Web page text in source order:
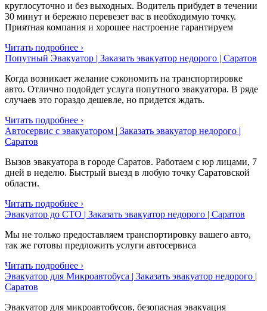
круглосуточно и без выходных. Водитель прибудет в течении
30 минут и бережно перевезет вас в необходимую точку.
Приятная компания и хорошее настроение гарантируем
Читать подробнее ›
Попутный Эвакуатор | Заказать эвакуатор недорого | Саратов
Когда возникает желание сэкономить на транспортировке
авто. Отлично подойдет услуга попутного эвакуатора. В ряде
случаев это гораздо дешевле, но придется ждать.
Читать подробнее ›
Автосервис с эвакуатором | Заказать эвакуатор недорого |
Саратов
Вызов эвакуатора в городе Саратов. Работаем с юр лицами, 7
дней в неделю. Быстрый выезд в любую точку Саратовской
области.
Читать подробнее ›
Эвакуатор до СТО | Заказать эвакуатор недорого | Саратов
Мы не только предоставляем транспортировку вашего авто,
так же готовы предложить услуги автосервиса
Читать подробнее ›
Эвакуатор для Микроавтобуса | Заказать эвакуатор недорого |
Саратов
Эвакуатор для микроавтобусов, безопасная эвакуация